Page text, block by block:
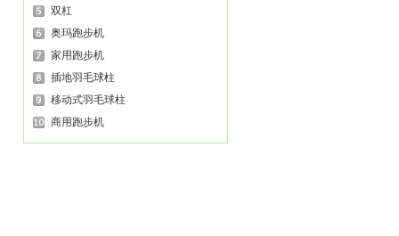
双杠
奥玛跑步机
家用跑步机
插地羽毛球柱
移动式羽毛球柱
商用跑步机